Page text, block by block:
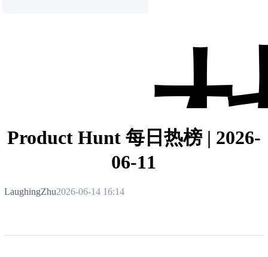
Product Hunt 每日热榜 | 2026-
06-11
LaughingZhu2026-06-14 16:14